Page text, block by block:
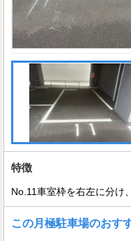
特徴
No.11車室枠を右左に分け
この月極駐車場のおす